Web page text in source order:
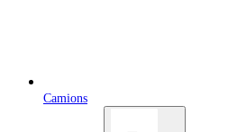
Camions